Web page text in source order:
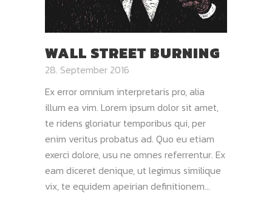
WALL STREET BURNING
28. September 2016
Ex error omnium interpretaris pro, alia
illum ea vim. Lorem ipsum dolor sit amet,
te ridens gloriatur temporibus qui, per
enim veritus probatus ad. Quo eu etiam
exerci dolore, usu ne omnes referrentur. Ex
eam diceret denique, ut legimus similique
vix, te equidem apeirian definitionem...